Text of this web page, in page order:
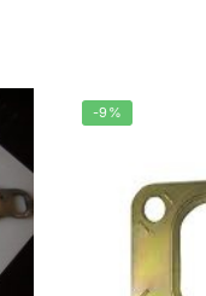
-9%